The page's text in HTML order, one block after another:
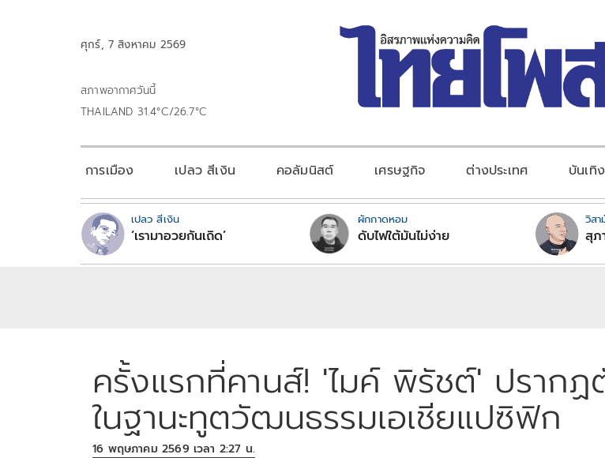
ศุกร์, 7 สิงหาคม 2569
สภาพอากาศวันนี้
THAILAND 31.4°C/26.7°C
การเมือง เปลว สีเงิน คอลัมนิสต์ เศรษฐกิจ ต่างประเทศ บันเทิง
เปลว สีเงิน
‘เรามาอวยกันเถิด’
ผักกาดหอม
ดับไฟใต้มันไม่ง่าย
วิส
สุภ
ครั้งแรกที่คานส์! 'ไมค์ พิรัชต์' ปรากฏ
ในฐานะทูตวัฒนธรรมเอเชียแปซิฟิก
16 พฤษภาคม 2569 เวลา 2:27 น.